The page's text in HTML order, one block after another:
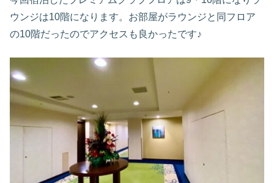
ウンジは10階になります。お部屋がラウンジと同フロア
の10階だったのでアクセスも良かったです♪